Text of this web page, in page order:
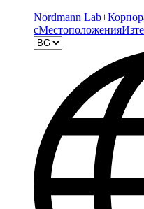
Nordmann Lab+
сМестоположения